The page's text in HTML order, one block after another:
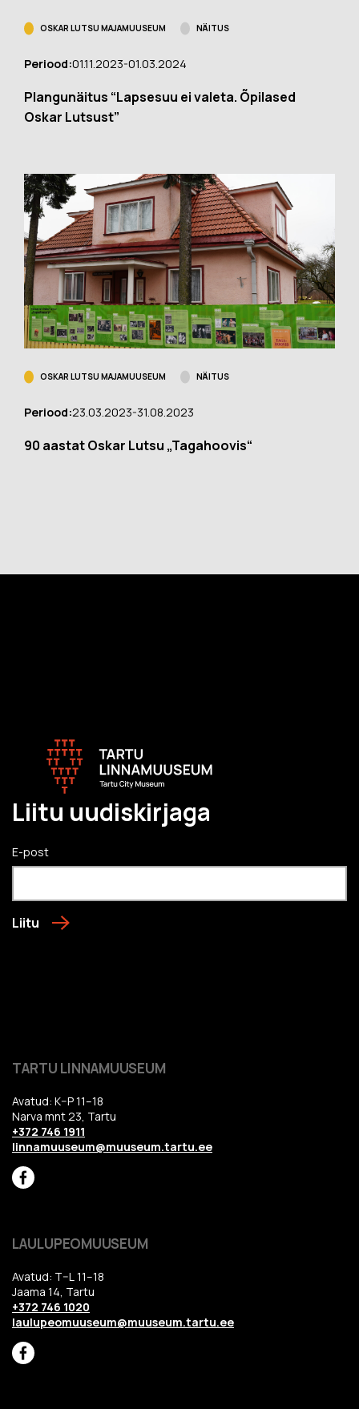
OSKAR LUTSU MAJAMUUSEUM NÄITUS
Periood:01.11.2023-01.03.2024
Plangunäitus “Lapsesuu ei valeta. Õpilased
Oskar Lutsust”
OSKAR LUTSU MAJAMUUSEUM NÄITUS
Periood:23.03.2023-31.08.2023
90 aastat Oskar Lutsu „Tagahoovis“
Liitu uudiskirjaga
E-post
Liitu
TARTU LINNAMUUSEUM
Avatud: K–P 11–18
Narva mnt 23, Tartu
+372 746 1911
linnamuuseum@muuseum.tartu.ee
LAULUPEOMUUSEUM
Avatud: T–L 11–18
Jaama 14, Tartu
+372 746 1020
laulupeomuuseum@muuseum.tartu.ee